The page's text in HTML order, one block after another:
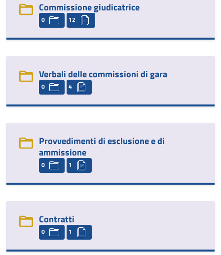
Commissione giudicatrice
0 12
Verbali delle commissioni di gara
0 4
Provvedimenti di esclusione e di
ammissione
0 1
Contratti
0 1